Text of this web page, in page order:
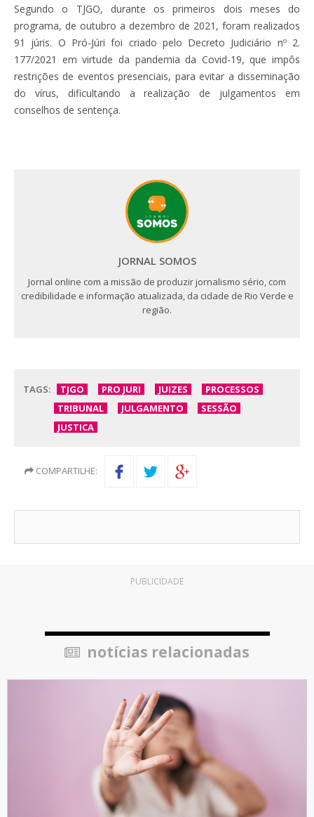
Segundo o TJGO, durante os primeiros dois meses do
programa, de outubro a dezembro de 2021, foram realizados
91 júris. O Pró-Júri foi criado pelo Decreto Judiciário nº 2.
177/2021 em virtude da pandemia da Covid-19, que impôs
restrições de eventos presenciais, para evitar a disseminação
do vírus, dificultando a realização de julgamentos em
conselhos de sentença.
JORNAL SOMOS
Jornal online com a missão de produzir jornalismo sério, com
credibilidade e informação atualizada, da cidade de Rio Verde e
região.
TAGS: TJGO PRO JURI JUIZES
PROCESSOS
TRIBUNAL
JULGAMENTO
SESSÃO
JUSTICA
COMPARTILHE:
PUBLICIDADE
notícias relacionadas